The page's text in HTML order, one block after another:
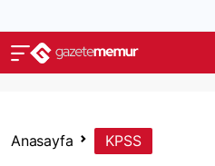
Anasayfa KPSS